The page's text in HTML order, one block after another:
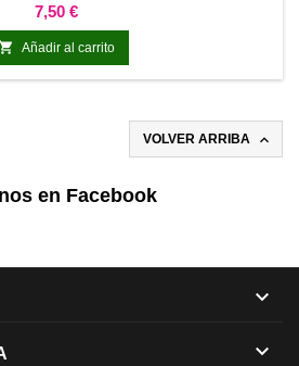
Precio
7,50 €
Añadir al carrito
VOLVER ARRIBA 
en Facebook

